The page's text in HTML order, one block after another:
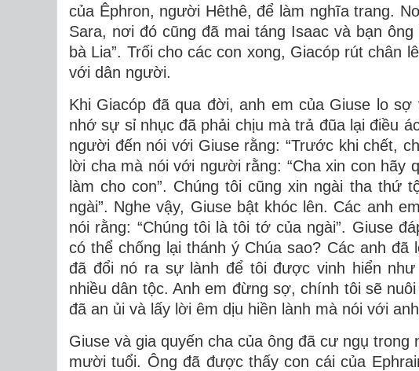
của Êphron, người Hêthê, để làm nghĩa trang.
Sara, nơi đó cũng đã mai táng Isaac và bạn
bà Lia”. Trối cho các con xong, Giacóp rút
với dân người.
Khi Giacóp đã qua đời, anh em của Giuse lo
nhớ sự sỉ nhục đã phải chịu mà trả đũa lại điều
người đến nói với Giuse rằng: “Trước khi chết,
lời cha mà nói với người rằng: “Cha xin con hãy
làm cho con”. Chúng tôi cũng xin ngài tha thứ
ngài”. Nghe vậy, Giuse bật khóc lên. Các anh
nói rằng: “Chúng tôi là tôi tớ của ngài”. Giuse
có thể chống lại thánh ý Chúa sao? Các anh
đã đổi nó ra sự lành để tôi được vinh hiển
nhiều dân tộc. Anh em đừng sợ, chính tôi sẽ
đã an ủi và lấy lời êm dịu hiền lành mà nói với
Giuse và gia quyến cha của ông đã cư ngụ
mười tuổi. Ông đã được thấy con cái của